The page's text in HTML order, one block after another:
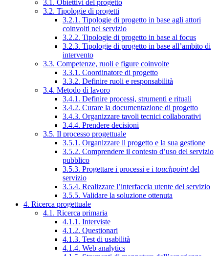
3.1. Obiettivi del progetto
3.2. Tipologie di progetti
3.2.1. Tipologie di progetto in base agli attori
coinvolti nel servizio
3.2.2. Tipologie di progetto in base al focus
3.2.3. Tipologie di progetto in base all’ambito di
intervento
3.3. Competenze, ruoli e figure coinvolte
3.3.1. Coordinatore di progetto
3.3.2. Definire ruoli e responsabilità
3.4. Metodo di lavoro
3.4.1. Definire processi, strumenti e rituali
3.4.2. Curare la documentazione di progetto
3.4.3. Organizzare tavoli tecnici collaborativi
3.4.4. Prendere decisioni
3.5. Il processo progettuale
3.5.1. Organizzare il progetto e la sua gestione
3.5.2. Comprendere il contesto d’uso del servizio
pubblico
3.5.3. Progettare i processi e i touchpointdel
servizio
3.5.4. Realizzare l’interfaccia utente del servizio
3.5.5. Validare la soluzione ottenuta
4. Ricerca progettuale
4.1. Ricerca primaria
4.1.1. Interviste
4.1.2. Questionari
4.1.3. Test di usabilità
4.1.4. Web analytics